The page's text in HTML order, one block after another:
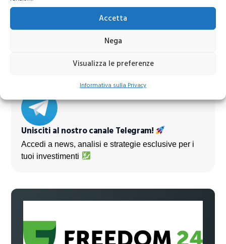
Accetta
Nega
Visualizza le preferenze
Informativa sulla Privacy
Azioni banche europee da mettere nel mirino nei
Unisciti al nostro canale Telegram!
Accedi a news, analisi e strategie esclusive per i
tuoi investimenti